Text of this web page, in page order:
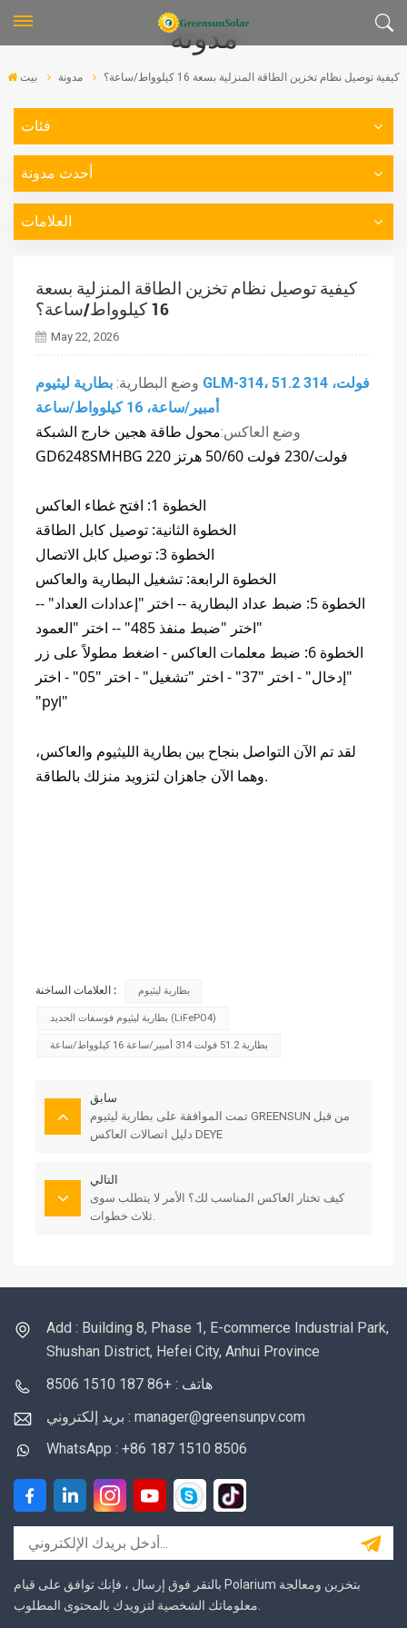
مدونة
بيت مدونة كيفية توصيل نظام تخزين الطاقة المنزلية بسعة 16 كيلوواط/ساعة؟
فئات
أحدث مدونة
العلامات
كيفية توصيل نظام تخزين الطاقة المنزلية بسعة
16 كيلوواط/ساعة؟
May 22, 2026
وضع البطارية: بطارية ليثيوم GLM-314، 51.2 فولت، 314
أمبير/ساعة، 16 كيلوواط/ساعة
وضع العاكس:محول طاقة هجين خارج الشبكة
GD6248SMHBG 220 فولت/230 فولت 50/60 هرتز
الخطوة 1: افتح غطاء العاكس
الخطوة الثانية: توصيل كابل الطاقة
الخطوة 3: توصيل كابل الاتصال
الخطوة الرابعة: تشغيل البطارية والعاكس
الخطوة 5: ضبط عداد البطارية -- اختر "إعدادات العداد" --
اختر "ضبط منفذ 485" -- اختر "العمود"
الخطوة 6: ضبط معلمات العاكس - اضغط مطولاً على زر
"إدخال" - اختر "37" - اختر "تشغيل" - اختر "05" - اختر
"pyl"
لقد تم الآن التواصل بنجاح بين بطارية الليثيوم والعاكس،
وهما الآن جاهزان لتزويد منزلك بالطاقة.
العلامات الساخنة : بطارية ليثيوم
بطارية ليثيوم فوسفات الحديد (LiFePO4)
بطارية 51.2 فولت 314 أمبير/ساعة 16 كيلوواط/ساعة
سابق
تمت الموافقة على بطارية ليثيوم GREENSUN من قبل
دليل اتصالات العاكس DEYE
التالي
كيف تختار العاكس المناسب لك؟ الأمر لا يتطلب سوى
ثلاث خطوات.
Add : Building 8, Phase 1, E-commerce Industrial Park,
Shushan District, Hefei City, Anhui Province
هاتف : +86 187 1510 8506
بريد إلكتروني : manager@greensunpv.com
WhatsApp : +86 187 1510 8506
بالنقر فوق إرسال ، فإنك توافق على قيام Polarium بتخزين ومعالجة